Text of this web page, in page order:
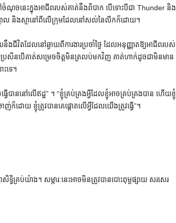
ចំណុចនេះក្នុងអាជីពរបស់គាត់នឹងពិបាក បើទោះបីជា Thunder និង
បាល និងស្មានៅពីលើក្រុមដែលនៅសល់នៃលីកក៏ដោយ។
ជីវិតដែលនៅឆ្ងាយពីការងារប្រចាំថ្ងៃ ដែលអនុញ្ញាតឱ្យអាជីពរបស់
សិនបើគាត់សម្រេចចិត្តមិនត្រលប់មកវិញ គាត់ហាក់ដូចជាមិនមាន
ទេ។
បាននៅលើឥដ្ឋ” ។ “ខ្ញុំគ្រប់គ្រងអ្វីដែលខ្ញុំអាចគ្រប់គ្រងបាន ហើយខ្ញុំ
ដោយ ខ្ញុំត្រូវបានគេផ្តោតលើអ្វីដែលយើងត្រូវធ្វើ”។
ធិគ្រប់យ៉ាង។ សម្ភារៈនេះអាចមិនត្រូវបានបោះពុម្ពផ្សាយ សរសេរ